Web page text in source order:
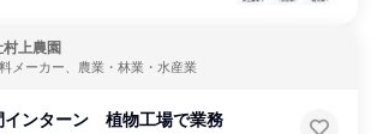
上農園
メーカー、農業・林業・水産業
インターン 植物工場で業務